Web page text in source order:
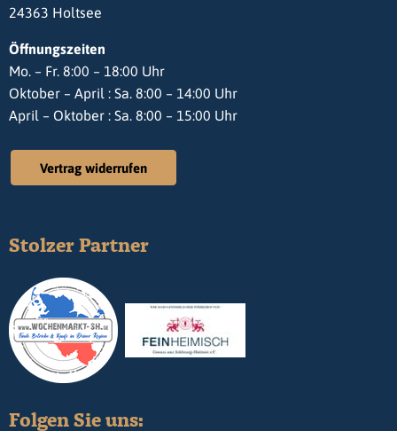
24363 Holtsee
Öffnungszeiten
Mo. – Fr. 8:00 – 18:00 Uhr
Oktober – April : Sa. 8:00 – 14:00 Uhr
April – Oktober : Sa. 8:00 – 15:00 Uhr
Vertrag widerrufen
Stolzer Partner
Folgen Sie uns: